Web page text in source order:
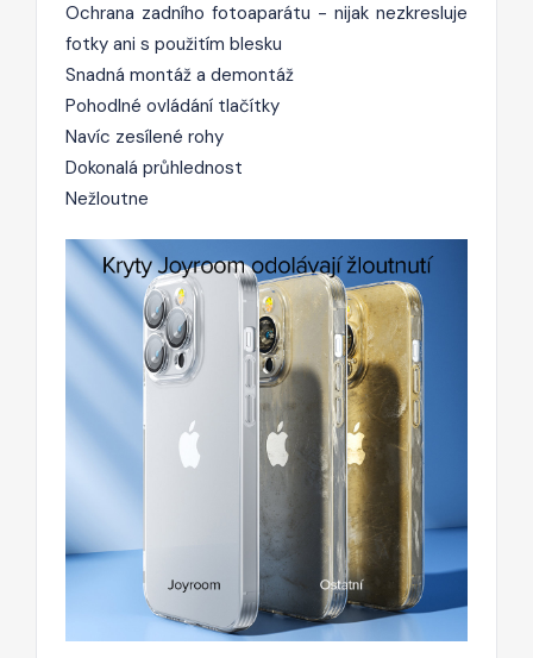
Ochrana zadního fotoaparátu - nijak nezkresluje
fotky ani s použitím blesku
Snadná montáž a demontáž
Pohodlné ovládání tlačítky
Navíc zesílené rohy
Dokonalá průhlednost
Nežloutne